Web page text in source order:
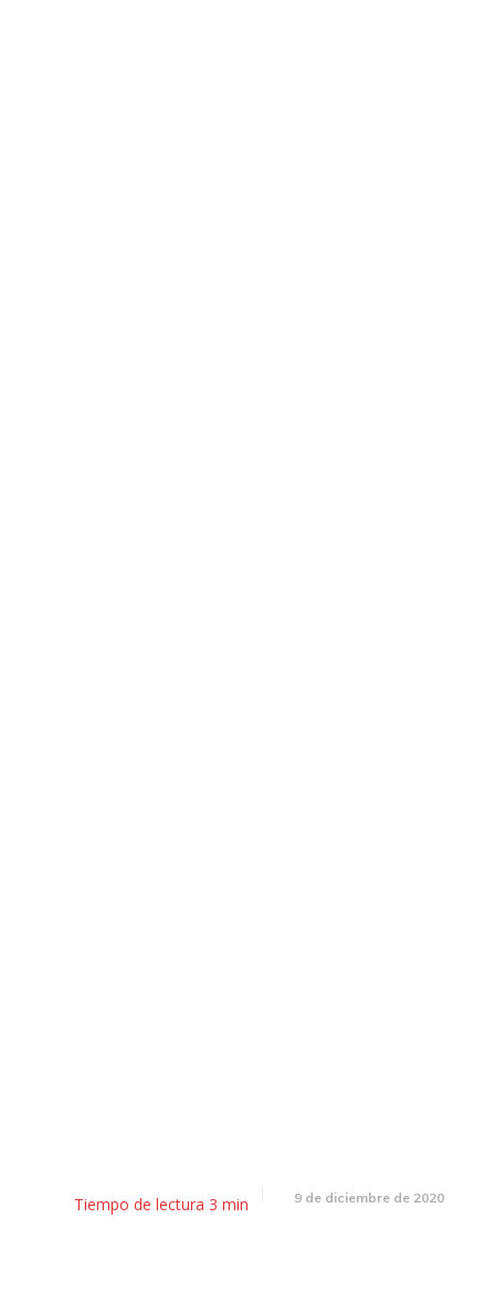
Tiempo de lectura 3 min 9 de diciembre de 2020